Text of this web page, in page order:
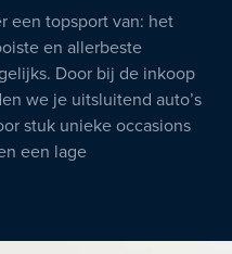
een topsport van: het
en allerbeste
Door bij de inkoop
we je uitsluitend auto’s
stuk unieke occasions
een lage